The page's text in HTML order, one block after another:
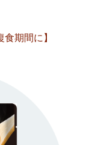
期間に】